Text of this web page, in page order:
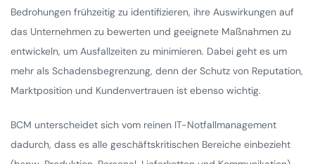
Bedrohungen frühzeitig zu identifizieren, ihre Auswirkungen auf
das Unternehmen zu bewerten und geeignete Maßnahmen zu
entwickeln, um Ausfallzeiten zu minimieren. Dabei geht es um
mehr als Schadensbegrenzung, denn der Schutz von Reputation,
Marktposition und Kundenvertrauen ist ebenso wichtig.
BCM unterscheidet sich vom reinen IT-Notfallmanagement
dadurch, dass es alle geschäftskritischen Bereiche einbezieht